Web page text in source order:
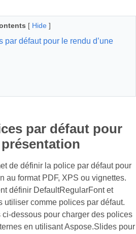
[ Hide ]
par défaut pour le rendu d’une
par défaut pour
présentation
de définir la police par défaut pour
au format PDF, XPS ou vignettes.
définir DefaultRegularFont et
utiliser comme polices par défaut.
pour charger des polices
en utilisant Aspose.Slides pour